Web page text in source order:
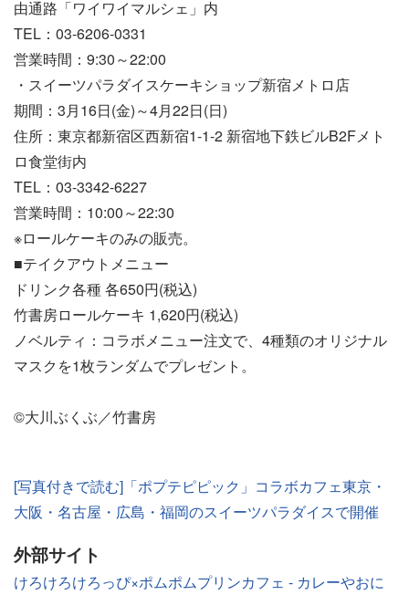
由通路「ワイワイマルシェ」内
TEL：03-6206-0331
営業時間：9:30～22:00
・スイーツパラダイスケーキショップ新宿メトロ店
期間：3月16日(金)～4月22日(日)
住所：東京都新宿区西新宿1-1-2 新宿地下鉄ビルB2Fメト
ロ食堂街内
TEL：03-3342-6227
営業時間：10:00～22:30
※ロールケーキのみの販売。
■テイクアウトメニュー
ドリンク各種 各650円(税込)
竹書房ロールケーキ 1,620円(税込)
ノベルティ：コラボメニュー注文で、4種類のオリジナル
マスクを1枚ランダムでプレゼント。
©大川ぶくぶ／竹書房
[写真付きで読む]「ポプテピピック」コラボカフェ東京・
大阪・名古屋・広島・福岡のスイーツパラダイスで開催
外部サイト
けろけろけろっぴ×ポムポムプリンカフェ - カレーやおに